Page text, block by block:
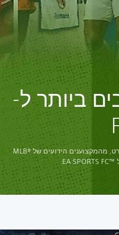
ביותר ל-
הרגישו את שאגות הקהל עם נבחרת החלומות של כותרי הספורט, מהמקצוענים הידועים של MLB®